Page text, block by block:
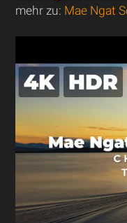
mehr zu: Mae Ngat